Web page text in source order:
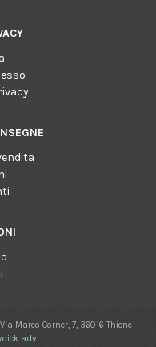
Marco Corner, 7, 36016 Thiene
adv